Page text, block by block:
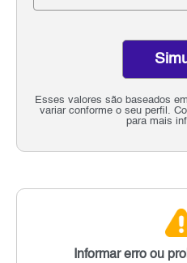
Esses valores são baseados
variar conforme o seu perfil.
para mais
Informar erro ou